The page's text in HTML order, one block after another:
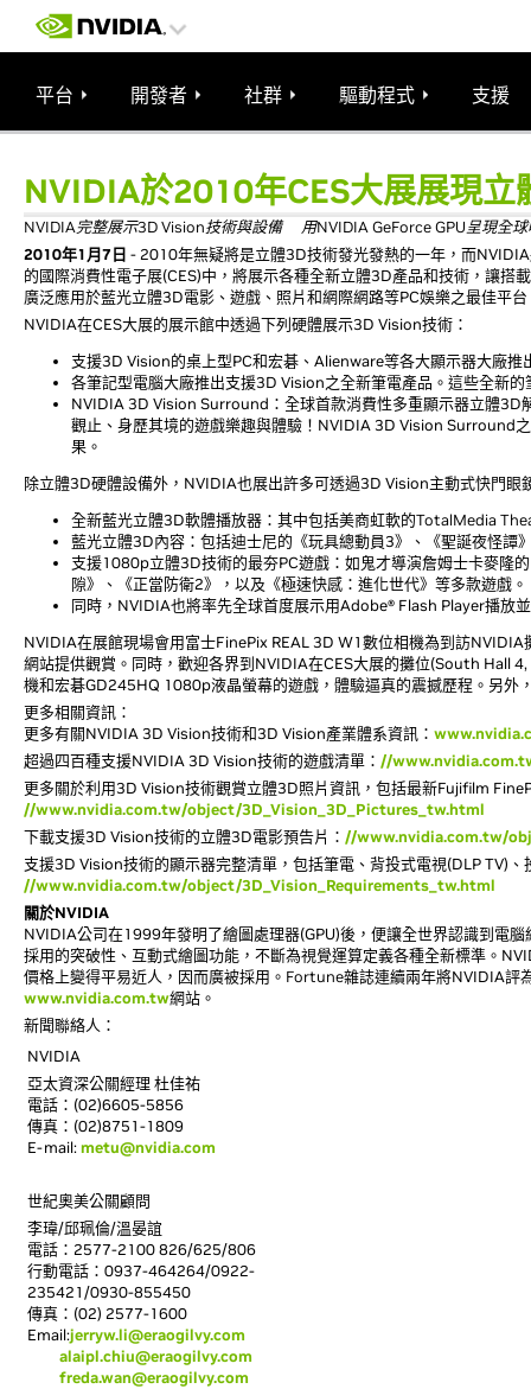
平台 開發者 社群 驅動程式 支援
NVIDIA於2010年CES大展展現立
NVIDIA完整展示3D Vision技術與設備 用NVIDIA GeForce GPU呈現全
2010年1月7日 - 2010年無疑將是立體3D技術發光發熱的一年，而
的國際消費性電子展(CES)中，將展示各種全新立體3D產品和技術，讓
廣泛應用於藍光立體3D電影、遊戲、照片和網際網路等PC娛樂之最佳平台
NVIDIA在CES大展的展示館中透過下列硬體展示3D Vision技術：
支援3D Vision的桌上型PC和宏碁、Alienware等各大顯示器大廠
各筆記型電腦大廠推出支援3D Vision之全新筆電產品。這些全新
NVIDIA 3D Vision Surround：全球首款消費性多重顯示器立體3D
觀止、身歷其境的遊戲樂趣與體驗！NVIDIA 3D Vision Surround
果。
除立體3D硬體設備外，NVIDIA也展出許多可透過3D Vision主動式快門
全新藍光立體3D軟體播放器：其中包括美商虹軟的TotalMedia
藍光立體3D內容：包括迪士尼的《玩具總動員3》、《聖誕夜怪譚
支援1080p立體3D技術的最夯PC遊戲：如鬼才導演詹姆士卡麥隆
隙》、《正當防衛2》，以及《極速快感：進化世代》等多款遊戲。
同時，NVIDIA也將率先全球首度展示用Adobe® Flash Player播放
NVIDIA在展館現場會用富士FinePix REAL 3D W1數位相機為到訪
網站提供觀賞。同時，歡迎各界到NVIDIA在CES大展的攤位(South
機和宏碁GD245HQ 1080p液晶螢幕的遊戲，體驗逼真的震撼歷程。另
更多相關資訊：
更多有關NVIDIA 3D Vision技術和3D Vision產業體系資訊：
超過四百種支援NVIDIA 3D Vision技術的遊戲清單： //
更多關於利用3D Vision技術觀賞立體3D照片資訊，包括最新Fujifilm
//www.nvidia.com.tw/object/3D_Vision_3D_Pictures_tw.html
下載支援3D Vision技術的立體3D電影預告片： //www.nvidia.com.tw/
支援3D Vision技術的顯示器完整清單，包括筆電、背投式電視(DLP TV)
//www.nvidia.com.tw/object/3D_Vision_Requirements_tw.html
關於NVIDIA
NVIDIA公司在1999年發明了繪圖處理器(GPU)後，便讓全世界認識到電
採用的突破性、互動式繪圖功能，不斷為視覺運算定義各種全新標準。
價格上變得平易近人，因而廣被採用。 Fortune雜誌連續兩年將NVIDIA評
www.nvidia.com.tw網站。
新聞聯絡人：
NVIDIA
亞太資深公關經理 杜佳祐
電話：(02)6605-5856
傳真：(02)8751-1809
E-mail:metu@nvidia.com
世紀奧美公關顧問
李瑋/邱珮倫/溫晏誼
電話：2577-2100 826/625/806
行動電話：0937-464264/0922-
235421/0930-855450
傳真：(02) 2577-1600
Email:jerryw.li@eraogilvy.com
alaipl.chiu@eraogilvy.com
freda.wan@eraogilvy.com